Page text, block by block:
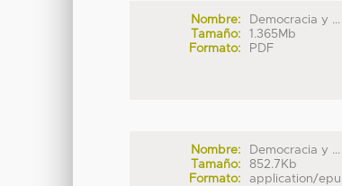
Nombre:
Democracia y ...
Tamaño:
1.365Mb
Formato:
PDF
Nombre:
Democracia y ...
Tamaño:
852.7Kb
Formato:
application/